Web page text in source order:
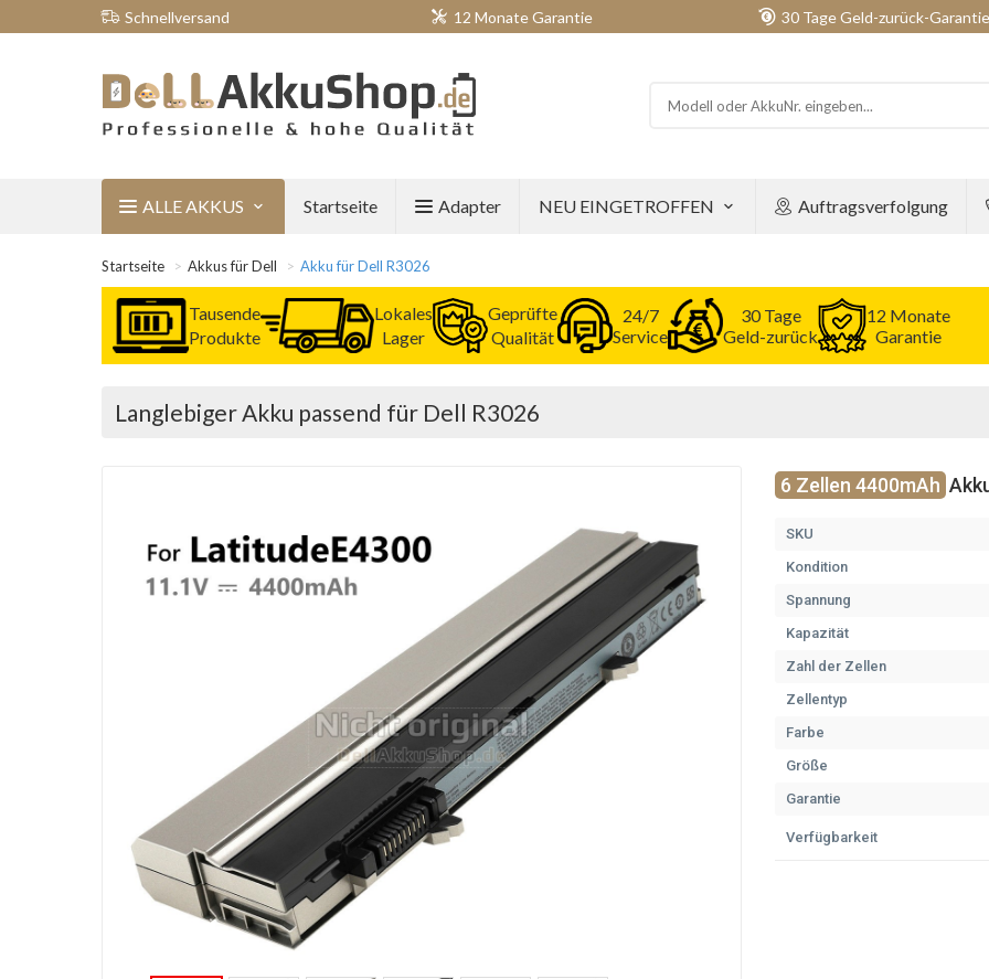
Schnellversand 12 Monate Garantie 30 Tage Geld-zurück-Garantie
ALLE AKKUS Startseite Adapter NEU EINGETROFFEN Auftragsverfolgung
Startseite Akkus für Dell Akku für Dell R3026
Tausende
Produkte
Lokales
Lager
Geprüfte
Qualität
24/7
Service
30 Tage
Geld-zurück
12 Monate
Garantie
Langlebiger Akku passend für Dell R3026
6 Zellen 4400mAh
SKU
Kondition
Spannung
Kapazität
Zahl der Zellen
Zellentyp
Farbe
Größe
Garantie
Verfügbarkeit